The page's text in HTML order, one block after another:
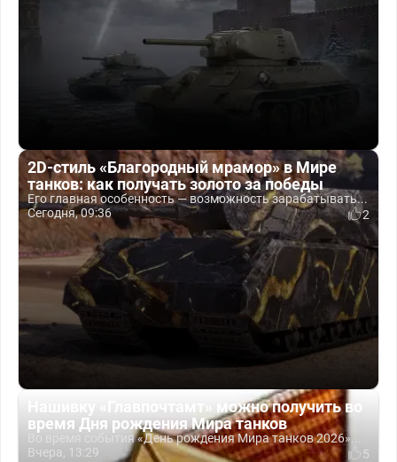
2D-стиль «Благородный мрамор» в Мире
танков: как получать золото за победы
Его главная особенность — возможность зарабатывать...
Сегодня, 09:36
2
Нашивку «Главпочтамт» можно получить во
время Дня рождения Мира танков
Во время события «День рождения Мира танков 2026»...
Вчера, 13:29
5